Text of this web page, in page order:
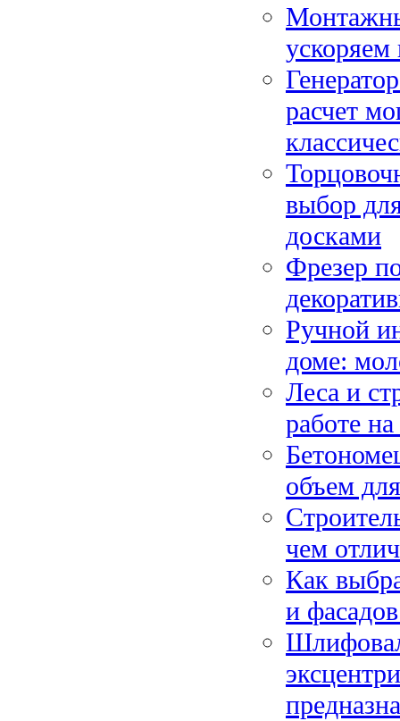
ускоряем
расчет
выбор
досками
Фрезер
Ручной
доме:
Леса и
работе
объем
чем
Как
и